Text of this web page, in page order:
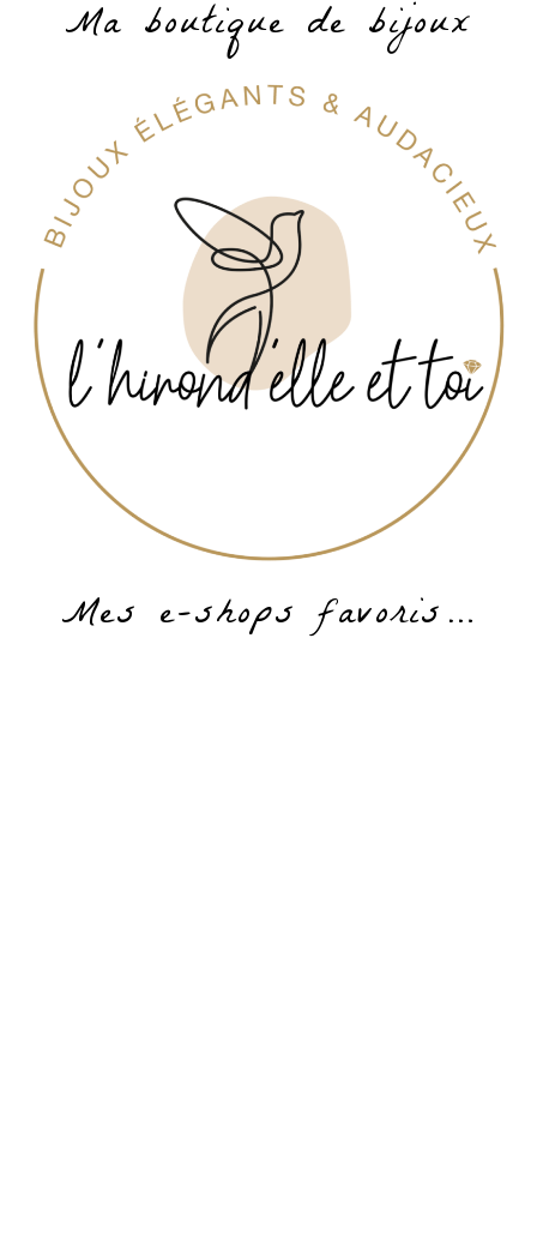
Ma boutique de bijoux
Mes e-shops favoris…